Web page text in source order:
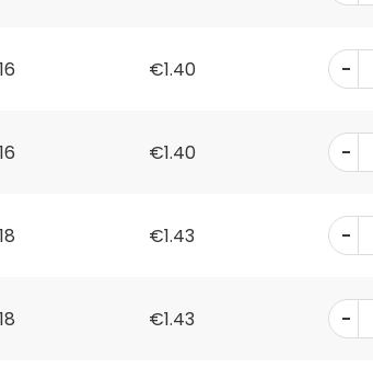
€1.40 -
€1.40 -
€1.43 -
€1.43 -